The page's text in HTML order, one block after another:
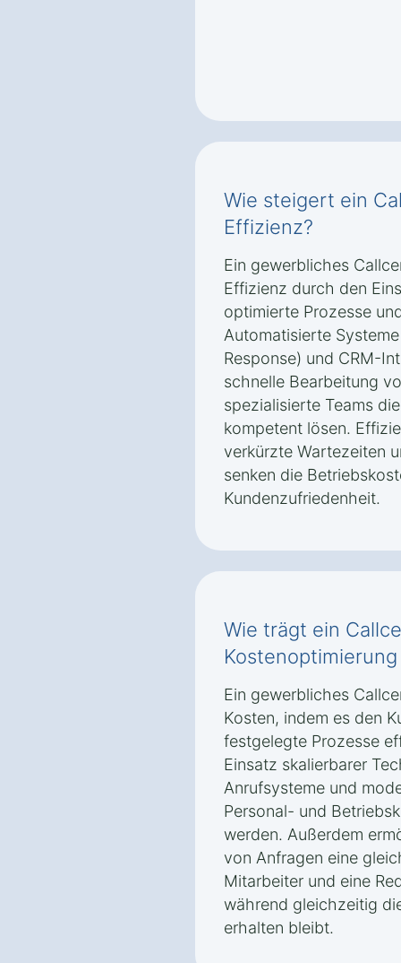
Wie steigert ein
Effizienz?
Ein gewerbliches
Effizienz durch den
optimierte Prozesse
Automatisierte
Response) und CRM-
schnelle Bearbeitung
spezialisierte Teams
kompetent lösen.
verkürzte Wartezeiten
senken die
Kundenzufriedenheit.
Wie trägt ein
Ein gewerbliches
Kosten, indem es den
festgelegte Prozesse
Einsatz skalierbarer
Anrufsysteme und
Personal- und
werden. Außerdem
von Anfragen eine
Mitarbeiter und eine
während gleichzeitig
erhalten bleibt.